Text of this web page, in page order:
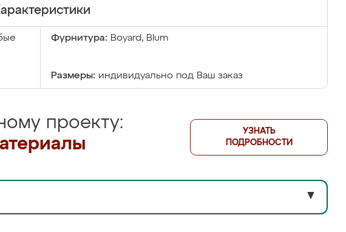
Фурнитура: Boyard, Blum
Размеры: индивидуально под Ваш заказ
проекту:
УЗНАТЬ
ПОДРОБНОСТИ
▼